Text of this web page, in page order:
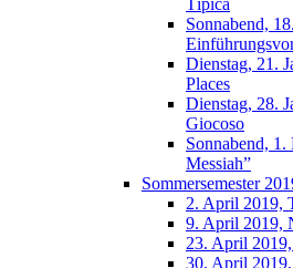
Sonnabend,
Dienstag, 21.
Places
Dienstag, 28.
Giocoso
Sonnabend,
Messiah”
Sommersemester
2. April 2019,
9. April 2019,
23. April
30. April